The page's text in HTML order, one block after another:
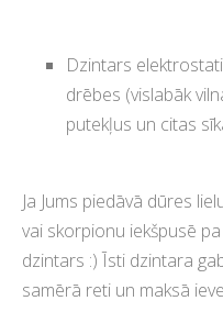
Dzintars
drēbes (vislabāk
putekļus un citas
Ja Jums piedāvā dūres
vai skorpionu iekšpusē
dzintars :) Īsti dzintara
samērā reti un maksā